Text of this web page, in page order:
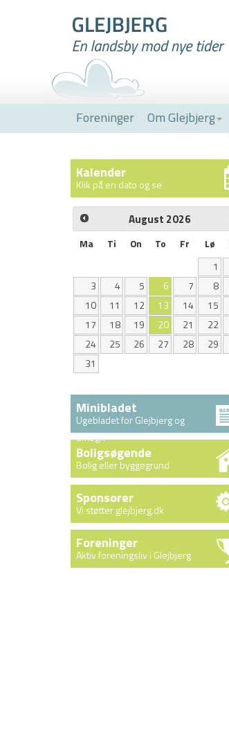
Foreninger Om Glejbjerg
Kalender
Klik på en dato og se
aktiviteter
August 2026
Ma Ti On To Fr Lø
1
3
4 5 6 7 8
10
11 12 13 14 15
17
18 19 20 21 22
24
25 26 27 28 29
31
Minibladet
Ugebladet for Glejbjerg og
omegn
Boligsøgende
Bolig eller byggegrund
Sponsorer
Vi støtter glejbjerg.dk
Foreninger
Aktiv foreningsliv i Glejbjerg